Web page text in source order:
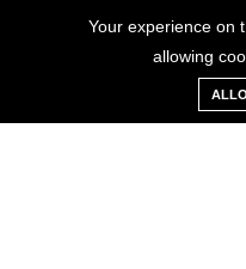
©2023 Hoa
0
đẩy
Your experience on
allowing